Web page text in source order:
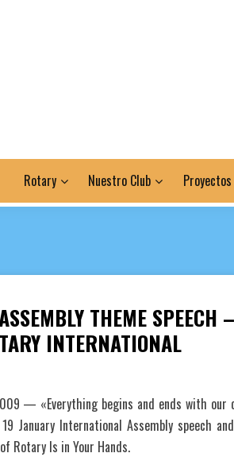
Rotary Nuestro Club Proyectos
THEME SPEECH
INTERNATIONAL
— «Everything begins and ends with our
January International Assembly speech
Rotary Is in Your Hands.